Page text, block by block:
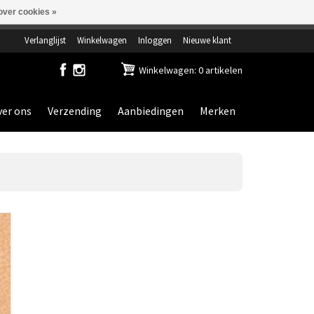
Verlanglijst Winkelwagen Inloggen Nieuwe klant
Winkelwagen: 0 artikelen
ons Verzending Aanbiedingen Merken
cookies »
gesloten.